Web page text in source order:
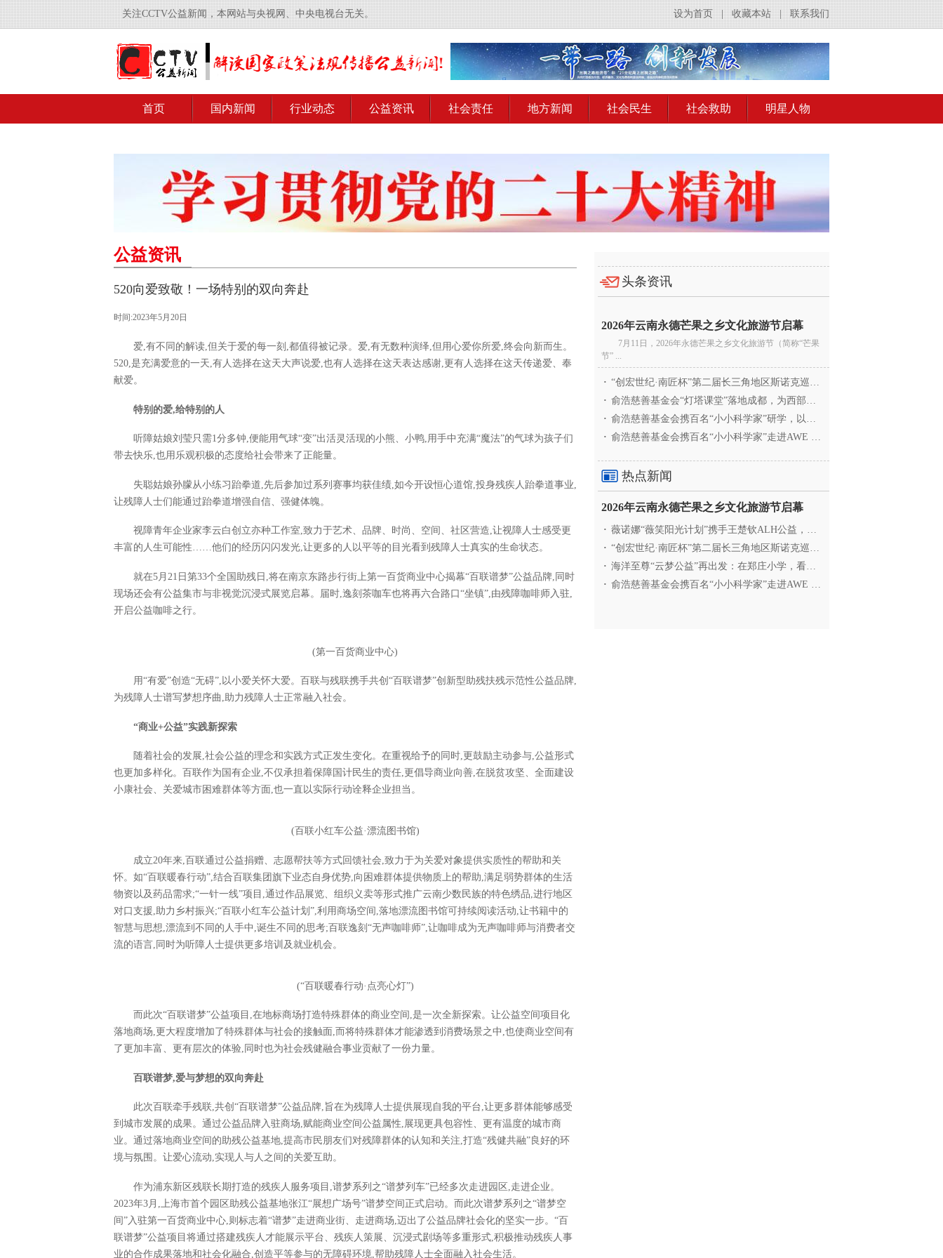
关注CCTV公益新闻，本网站与央视网、中央电视台无关。 联系我们
收藏本站
设为首页
首页 国内新闻 行业动态 公益资讯 社会责任 地方新闻 社会民生 社会救助 明星人物
公益资讯
520向爱致敬！一场特别的双向奔赴
时间:2023年5月20日
爱,有不同的解读,但关于爱的每一刻,都值得被记录。爱,有无数种演绎,但用心爱你所爱,终会向新而生。
520,是充满爱意的一天,有人选择在这天大声说爱,也有人选择在这天表达感谢,更有人选择在这天传递爱、奉
献爱。
特别的爱,给特别的人
听障姑娘刘莹只需1分多钟,便能用气球“变”出活灵活现的小熊、小鸭,用手中充满“魔法”的气球为孩子们
带去快乐,也用乐观积极的态度给社会带来了正能量。
失聪姑娘孙朦从小练习跆拳道,先后参加过系列赛事均获佳绩,如今开设恒心道馆,投身残疾人跆拳道事业,
让残障人士们能通过跆拳道增强自信、强健体魄。
视障青年企业家李云白创立亦种工作室,致力于艺术、品牌、时尚、空间、社区营造,让视障人士感受更
丰富的人生可能性……他们的经历闪闪发光,让更多的人以平等的目光看到残障人士真实的生命状态。
就在5月21日第33个全国助残日,将在南京东路步行街上第一百货商业中心揭幕“百联谱梦”公益品牌,同时
现场还会有公益集市与非视觉沉浸式展览启幕。届时,逸刻茶咖车也将再六合路口“坐镇”,由残障咖啡师入驻,
开启公益咖啡之行。
(第一百货商业中心)
用“有爱”创造“无碍”,以小爱关怀大爱。百联与残联携手共创“百联谱梦”创新型助残扶残示范性公益品牌,
为残障人士谱写梦想序曲,助力残障人士正常融入社会。
“商业+公益”实践新探索
随着社会的发展,社会公益的理念和实践方式正发生变化。在重视给予的同时,更鼓励主动参与,公益形式
也更加多样化。百联作为国有企业,不仅承担着保障国计民生的责任,更倡导商业向善,在脱贫攻坚、全面建设
小康社会、关爱城市困难群体等方面,也一直以实际行动诠释企业担当。
(百联小红车公益·漂流图书馆)
成立20年来,百联通过公益捐赠、志愿帮扶等方式回馈社会,致力于为关爱对象提供实质性的帮助和关
怀。如“百联暖春行动”,结合百联集团旗下业态自身优势,向困难群体提供物质上的帮助,满足弱势群体的生活
物资以及药品需求;“一针一线”项目,通过作品展览、组织义卖等形式推广云南少数民族的特色绣品,进行地区
对口支援,助力乡村振兴;“百联小红车公益计划”,利用商场空间,落地漂流图书馆可持续阅读活动,让书籍中的
智慧与思想,漂流到不同的人手中,诞生不同的思考;百联逸刻“无声咖啡师”,让咖啡成为无声咖啡师与消费者交
流的语言,同时为听障人士提供更多培训及就业机会。
(“百联暖春行动·点亮心灯”)
而此次“百联谱梦”公益项目,在地标商场打造特殊群体的商业空间,是一次全新探索。让公益空间项目化
落地商场,更大程度增加了特殊群体与社会的接触面,而将特殊群体才能渗透到消费场景之中,也使商业空间有
了更加丰富、更有层次的体验,同时也为社会残健融合事业贡献了一份力量。
百联谱梦,爱与梦想的双向奔赴
此次百联牵手残联,共创“百联谱梦”公益品牌,旨在为残障人士提供展现自我的平台,让更多群体能够感受
到城市发展的成果。通过公益品牌入驻商场,赋能商业空间公益属性,展现更具包容性、更有温度的城市商
业。通过落地商业空间的助残公益基地,提高市民朋友们对残障群体的认知和关注,打造“残健共融”良好的环
境与氛围。让爱心流动,实现人与人之间的关爱互助。
作为浦东新区残联长期打造的残疾人服务项目,谱梦系列之“谱梦列车”已经多次走进园区,走进企业。
2023年3月,上海市首个园区助残公益基地张江“展想广场号”谱梦空间正式启动。而此次谱梦系列之“谱梦空
间”入驻第一百货商业中心,则标志着“谱梦”走进商业街、走进商场,迈出了公益品牌社会化的坚实一步。“百
联谱梦”公益项目将通过搭建残疾人才能展示平台、残疾人策展、沉浸式剧场等多重形式,积极推动残疾人事
业的合作成果落地和社会化融合,创造平等参与的无障碍环境,帮助残障人士全面融入社会生活。
头条资讯
2026年云南永德芒果之乡文化旅游节启幕
7月11日，2026年永德芒果之乡文化旅游节（简称“芒果
节” ...
· “创宏世纪·南匠杯”第二届长三角地区斯诺克巡回赛（江
· 俞浩慈善基金会“灯塔课堂”落地成都，为西部学子搭建
· 俞浩慈善基金会携百名“小小科学家”研学，以顶尖科创
· 俞浩慈善基金会携百名“小小科学家”走进AWE 探访追觅
热点新闻
2026年云南永德芒果之乡文化旅游节启幕
· 薇诺娜“薇笑阳光计划”携手王楚钦ALH公益，助力高原乒
· “创宏世纪·南匠杯”第二届长三角地区斯诺克巡回赛（江
· 海洋至尊“云梦公益”再出发：在郑庄小学，看见向善的
· 俞浩慈善基金会携百名“小小科学家”走进AWE 探访追觅